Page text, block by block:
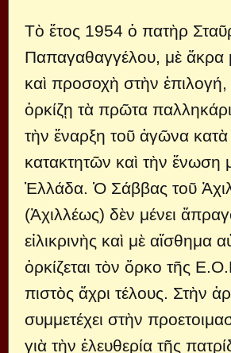
Τὸ ἔτος 1954 ὁ πατὴρ
Παπαγαθαγγέλου, μὲ ἄκρα
καὶ προσοχὴ στὴν ἐπιλογή,
ὁρκίζῃ τὰ πρῶτα
τὴν ἔναρξη τοῦ ἀγῶνα
κατακτητῶν καὶ τὴν ἕνωση
Ἑλλάδα. Ὁ Σάββας τοῦ
(Ἀχιλλέως) δὲν μένει
εἰλικρινὴς καὶ μὲ αἴσθημα
ὁρκίζεται τὸν ὅρκο τῆς
πιστὸς ἄχρι τέλους. Στὴν
συμμετέχει στὴν
γιὰ τὴν ἐλευθερία τῆς